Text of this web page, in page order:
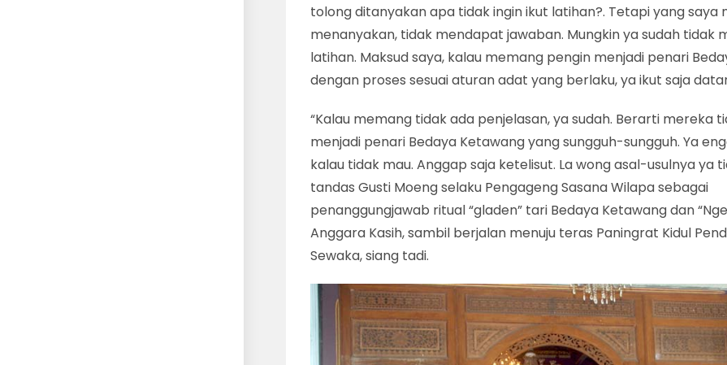
tolong ditanyakan apa tidak ingin ikut latihan?. Tetapi yang saya
menanyakan, tidak mendapat jawaban. Mungkin ya sudah tidak
latihan. Maksud saya, kalau memang pengin menjadi penari
dengan proses sesuai aturan adat yang berlaku, ya ikut saja
“Kalau memang tidak ada penjelasan, ya sudah. Berarti mereka
menjadi penari Bedaya Ketawang yang sungguh-sungguh. Ya
kalau tidak mau. Anggap saja ketelisut. La wong asal-usulnya ya
tandas Gusti Moeng selaku Pengageng Sasana Wilapa sebagai
penanggungjawab ritual “gladen” tari Bedaya Ketawang dan
Anggara Kasih, sambil berjalan menuju teras Paningrat Kidul
Sewaka, siang tadi.